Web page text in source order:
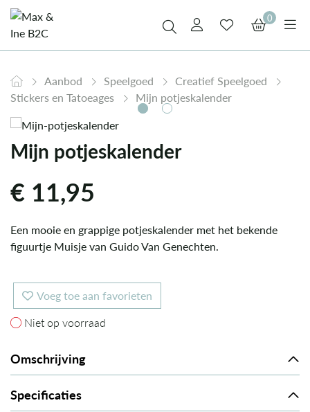
0
Aanbod Speelgoed
Creatief Speelgoed
Stickers en Tatoeages
Mijn potjeskalender
Mijn potjeskalender
€ 11,95
Een mooie en grappige potjeskalender met het bekende
figuurtje Muisje van Guido Van Genechten.
Voeg toe aan favorieten
Niet op voorraad
Niet op voorraad
Omschrijving
Specificaties